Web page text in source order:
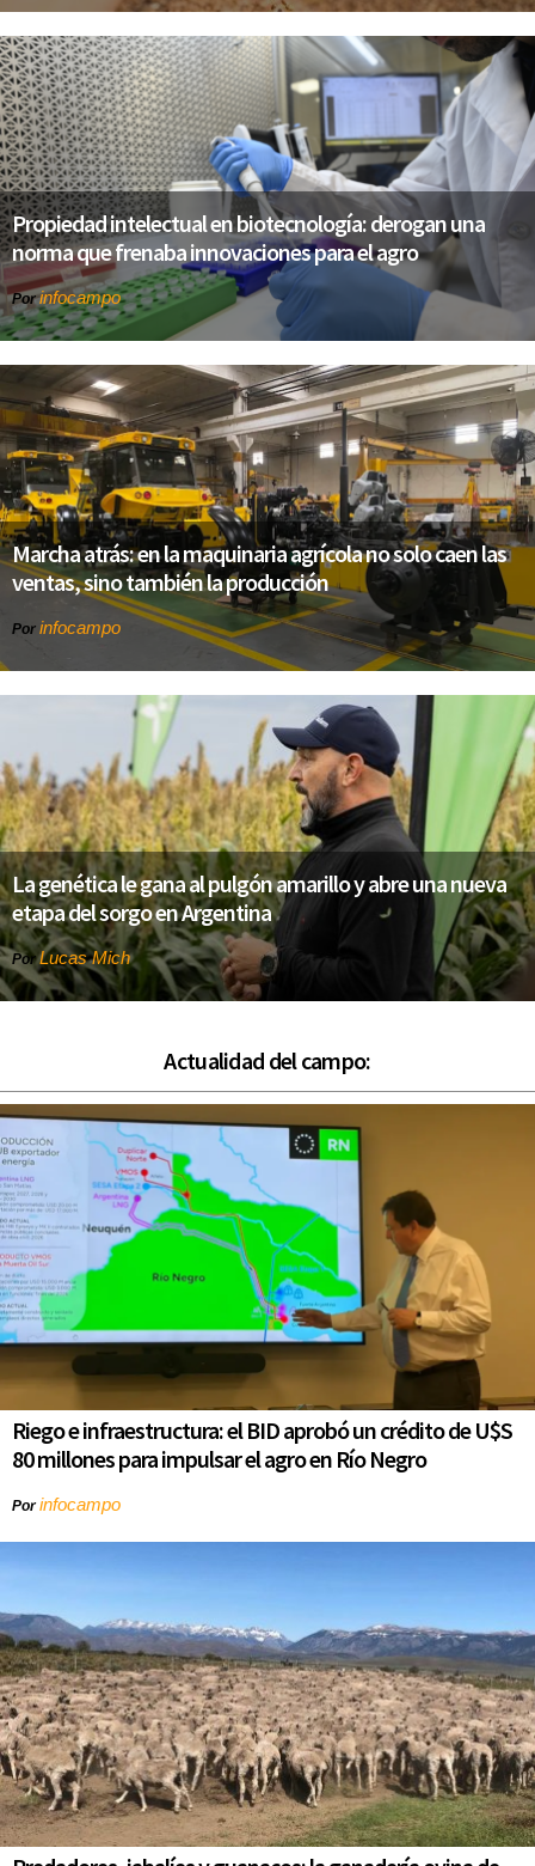
Propiedad intelectual en biotecnología: derogan una
norma que frenaba innovaciones para el agro
Porinfocampo
Marcha atrás: en la maquinaria agrícola no solo caen las
ventas, sino también la producción
Por infocampo
La genética le gana al pulgón amarillo y abre una nueva
etapa del sorgo en Argentina
PorLucas Mich
Actualidad del campo:
Riego e infraestructura: el BID aprobó un crédito de U$S
80 millones para impulsar el agro en Río Negro
Porinfocampo